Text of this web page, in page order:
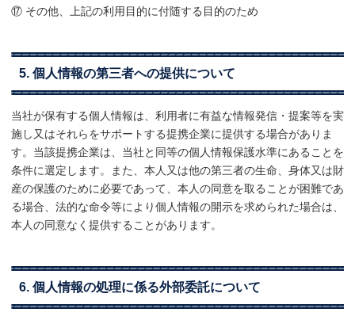
⑰ その他、上記の利用目的に付随する目的のため
5. 個人情報の第三者への提供について
当社が保有する個人情報は、利用者に有益な情報発信・提案等を実
施し又はそれらをサポートする提携企業に提供する場合がありま
す。当該提携企業は、当社と同等の個人情報保護水準にあることを
条件に選定します。また、本人又は他の第三者の生命、身体又は財
産の保護のために必要であって、本人の同意を取ることが困難であ
る場合、法的な命令等により個人情報の開示を求められた場合は、
本人の同意なく提供することがあります。
6. 個人情報の処理に係る外部委託について